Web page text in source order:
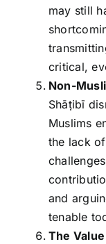
may still
critical,
Non-
Shāṭibī
Muslims
the lack
and
tenable
The